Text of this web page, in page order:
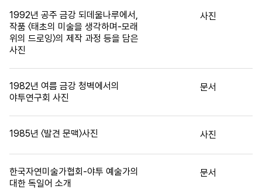
1992년 공주 금강 되데울나루에서,
작품 〈태초의 미술을 생각하며-모래
위의 드로잉〉의 제작 과정 등을 담은
사진
사진
1982년 여름 금강 청벽에서의
야투연구회 사진
문서
1985년 〈발견 문맥〉사진 사진
한국자연미술가협회-야투 예술가의
대한 독일어 소개
문서